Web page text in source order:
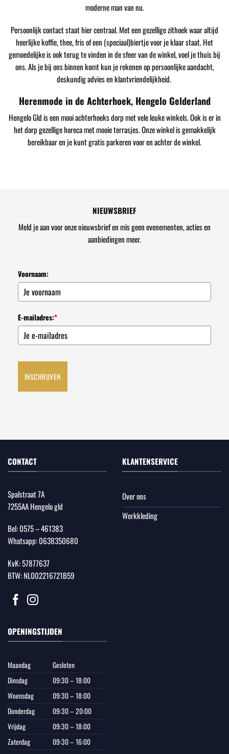
moderne man van nu.
Persoonlijk contact staat hier centraal. Met een gezellige zithoek waar altijd
heerlijke koffie, thee, fris of een (speciaal)biertje voor je klaar staat. Het
gemoedelijke is ook terug te vinden in de sfeer van de winkel, voel je thuis bij
ons. Als je bij ons binnen komt kun je rekenen op persoonlijke aandacht,
deskundig advies en klantvriendelijkheid.
Herenmode in de Achterhoek, Hengelo Gelderland
Hengelo Gld is een mooi achterhoeks dorp met vele leuke winkels. Ook is er in
het dorp gezellige horeca met mooie terrasjes. Onze winkel is gemakkelijk
bereikbaar en je kunt gratis parkeren voor en achter de winkel.
NIEUWSBRIEF
Meld je aan voor onze nieuwsbrief en mis geen evenementen, acties en
aanbiedingen meer.
Voornaam:
E-mailadres:*
INSCHRIJVEN
CONTACT
Spalstraat 7A
7255AA Hengelo gld
Bel:0575 – 461383
Whatsapp:0638350680
KvK: 57877637
BTW: NL002216721B59
KLANTENSERVICE
Over ons
Werkkleding
OPENINGSTIJDEN
Maandag
Gesloten
Dinsdag
09:30 – 18:00
Woensdag
09:30 – 18:00
Donderdag
09:30 – 20:00
Vrijdag
09:30 – 18:00
Zaterdag
09:30 – 16:00